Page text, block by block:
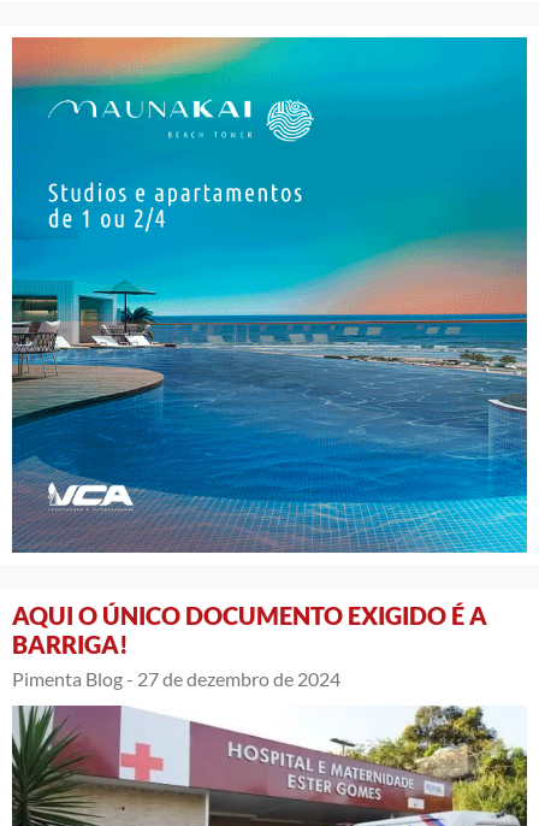
AQUI O ÚNICO DOCUMENTO EXIGIDO É A
BARRIGA!
Pimenta Blog - 27 de dezembro de 2024